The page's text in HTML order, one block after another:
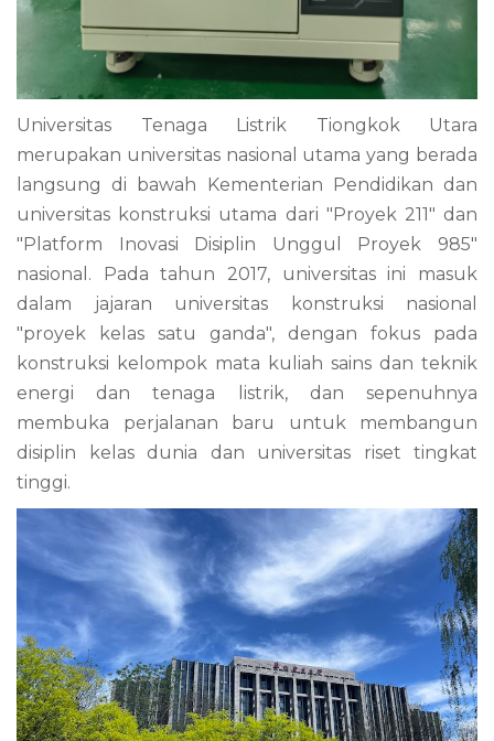
Universitas Tenaga Listrik Tiongkok Utara
merupakan universitas nasional utama yang berada
langsung di bawah Kementerian Pendidikan dan
universitas konstruksi utama dari "Proyek 211" dan
"Platform Inovasi Disiplin Unggul Proyek 985"
nasional. Pada tahun 2017, universitas ini masuk
dalam jajaran universitas konstruksi nasional
"proyek kelas satu ganda", dengan fokus pada
konstruksi kelompok mata kuliah sains dan teknik
energi dan tenaga listrik, dan sepenuhnya
membuka perjalanan baru untuk membangun
disiplin kelas dunia dan universitas riset tingkat
tinggi.